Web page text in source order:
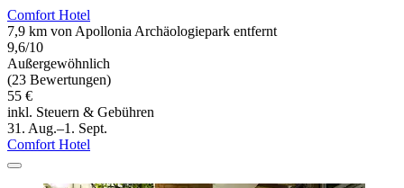
Comfort Hotel
7,9 km von Apollonia Archäologiepark entfernt
9,6/10
Außergewöhnlich
(23 Bewertungen)
55 €
inkl. Steuern & Gebühren
31. Aug.–1. Sept.
Comfort Hotel